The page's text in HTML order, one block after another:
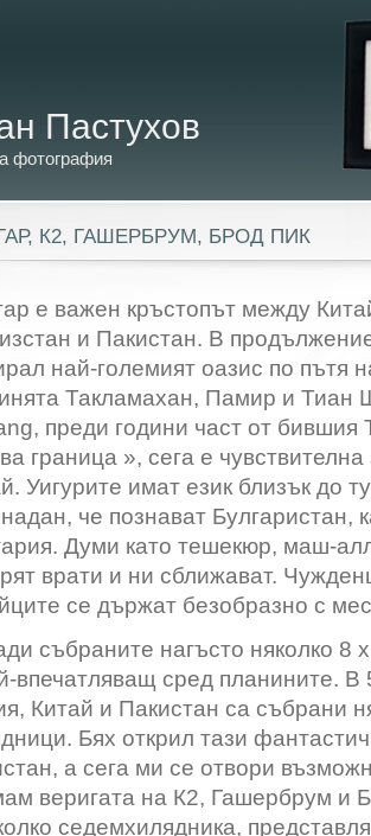
Пастухов
фотография
К2, ГАШЕРБРУМ, БРОД ПИК
е важен кръстопът между
и Пакистан. В
най-големият оазис по пътя
Такламахан, Памир и Тиан
преди години част от бившия
граница », сега е чувствителна
Уигурите имат език близък до
че познават Булгаристан,
Думи като тешекюр, маш-
врати и ни сближават.
се държат безобразно с
събраните нагъсто няколко 8
впечатляващ сред планините.
Китай и Пакистан са събрани
Бях открил тази
а сега ми се отвори
веригата на К2, Гашербрум и
седемхилядника,